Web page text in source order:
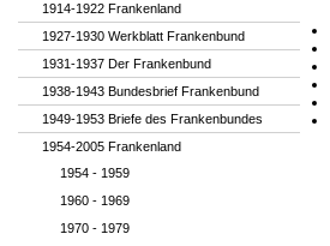
1914-1922 Frankenland
1927-1930 Werkblatt Frankenbund
1931-1937 Der Frankenbund
1938-1943 Bundesbrief Frankenbund
1949-1953 Briefe des Frankenbundes
1954-2005 Frankenland
1954 - 1959
1960 - 1969
1970 - 1979